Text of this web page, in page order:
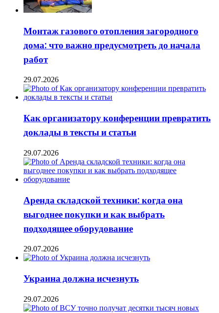
Монтаж газового отопления загородного
дома: что важно предусмотреть до начала
работ
29.07.2026
Как организатору конференции превратить
доклады в тексты и статьи
29.07.2026
Аренда складской техники: когда она
выгоднее покупки и как выбрать
подходящее оборудование
29.07.2026
Украина должна исчезнуть
29.07.2026